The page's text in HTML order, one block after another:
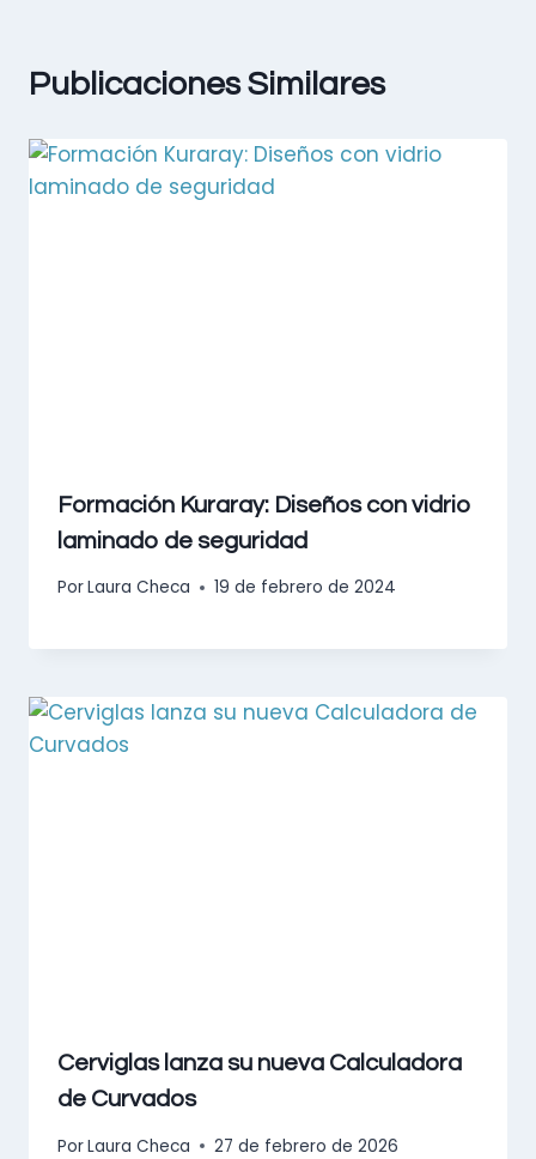
Publicaciones Similares
Formación Kuraray: Diseños con vidrio
laminado de seguridad
PorLaura Checa 19 de febrero de 2024
Cerviglas lanza su nueva Calculadora
de Curvados
PorLaura Checa 27 de febrero de 2026